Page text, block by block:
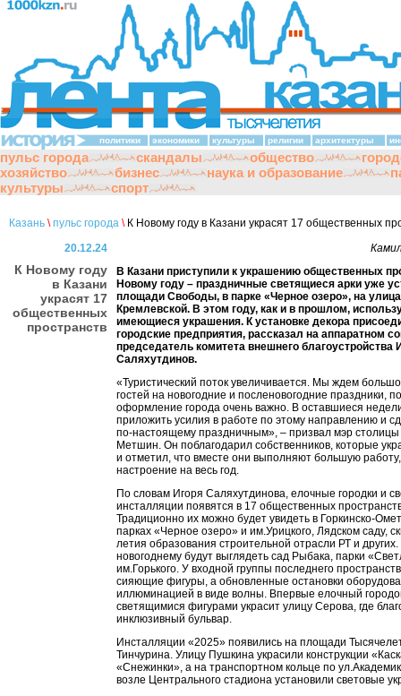
политики экономики культуры религии архитектуры
пульс города скандалы общество
хозяйство
бизнес наука и образование
культуры
спорт
Казань \ пульс города \К Новому году в Казани украсят 17 общественных
20.12.24
К Новому году
в Казани
украсят 17
общественных
пространств
В Казани приступили к украшению общественных
Новому году – праздничные светящиеся арки уже
площади Свободы, в парке «Черное озеро», на
Кремлевской. В этом году, как и в прошлом,
имеющиеся украшения. К установке декора
городские предприятия, рассказал на аппаратном
председатель комитета внешнего благоустройства
Саляхутдинов.
«Туристический поток увеличивается. Мы ждем
гостей на новогодние и посленовогодние праздники,
оформление города очень важно. В оставшиеся
приложить усилия в работе по этому направлению и
по-настоящему праздничным», – призвал мэр
Метшин. Он поблагодарил собственников, которые
и отметил, что вместе они выполняют большую
настроение на весь год.
По словам Игоря Саляхутдинова, елочные городки и
инсталляции появятся в 17 общественных
Традиционно их можно будет увидеть в Горкинско-
парках «Черное озеро» и им.Урицкого, Лядском саду,
летия образования строительной отрасли РТ и
новогоднему будут выглядеть сад Рыбака, парки
им.Горького. У входной группы последнего
сияющие фигуры, а обновленные остановки
иллюминацией в виде волны. Впервые елочный
светящимися фигурами украсит улицу Серова, где
инклюзивный бульвар.
Инсталляции «2025» появились на площади
Тинчурина. Улицу Пушкина украсили конструкции
«Снежинки», а на транспортном кольце по
возле Центрального стадиона установили световые